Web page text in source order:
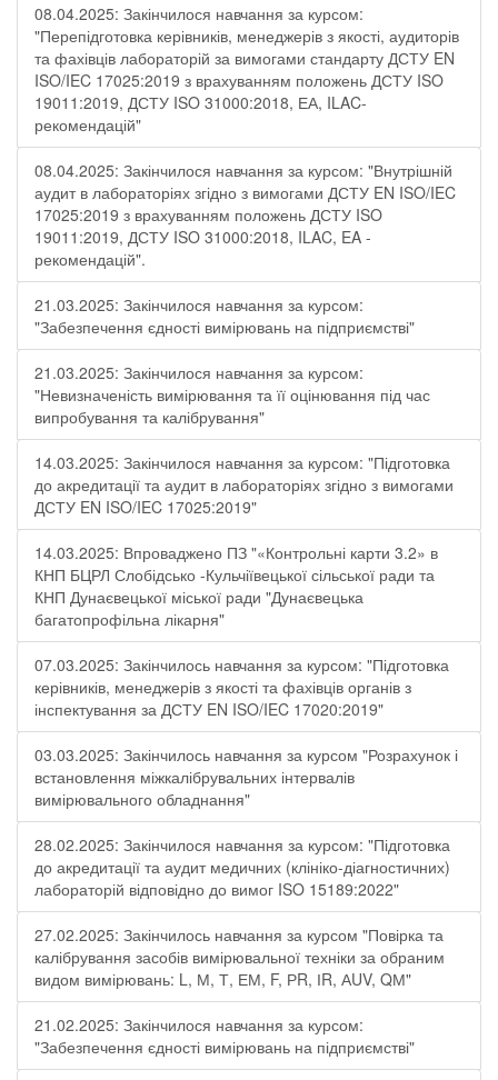
08.04.2025: Закінчилося навчання за курсом:
"Перепідготовка керівників, менеджерів з якості, аудиторів
та фахівців лабораторій за вимогами стандарту ДСТУ EN
ISO/IEC 17025:2019 з врахуванням положень ДСТУ ISO
19011:2019, ДСТУ ISO 31000:2018, ЕА, ILAC-
рекомендацій"
08.04.2025: Закінчилося навчання за курсом: "Внутрішній
аудит в лабораторіях згідно з вимогами ДСТУ EN ISO/IEC
17025:2019 з врахуванням положень ДСТУ ISO
19011:2019, ДСТУ ISO 31000:2018, ILAC, EA -
рекомендацій".
21.03.2025: Закінчилося навчання за курсом:
"Забезпечення єдності вимірювань на підприємстві"
21.03.2025: Закінчилося навчання за курсом:
"Невизначеність вимірювання та її оцінювання під час
випробування та калібрування"
14.03.2025: Закінчилося навчання за курсом: "Підготовка
до акредитації та аудит в лабораторіях згідно з вимогами
ДСТУ EN ISO/IEC 17025:2019"
14.03.2025: Впроваджено ПЗ "«Контрольні карти 3.2» в
КНП БЦРЛ Слобідсько -Кульчіївецької сільської ради та
КНП Дунаєвецької міської ради "Дунаєвецька
багатопрофільна лікарня"
07.03.2025: Закінчилось навчання за курсом: "Підготовка
керівників, менеджерів з якості та фахівців органів з
інспектування за ДСТУ EN ISO/IEC 17020:2019"
03.03.2025: Закінчилось навчання за курсом "Розрахунок і
встановлення міжкалібрувальних інтервалів
вимірювального обладнання"
28.02.2025: Закінчилося навчання за курсом: "Підготовка
до акредитації та аудит медичних (клініко-діагностичних)
лабораторій відповідно до вимог ISO 15189:2022"
27.02.2025: Закінчилось навчання за курсом "Повірка та
калібрування засобів вимірювальної техніки за обраним
видом вимірювань: L, М, Т, ЕМ, F, РR, ІR, АUV, QМ"
21.02.2025: Закінчилося навчання за курсом:
"Забезпечення єдності вимірювань на підприємстві"